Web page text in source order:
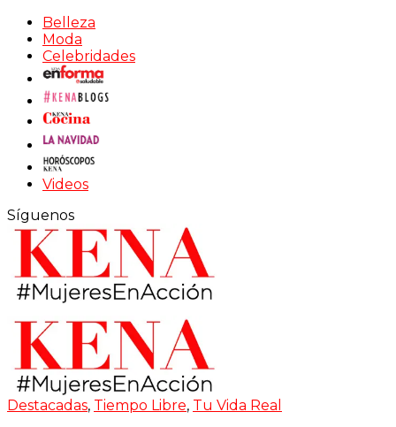
Belleza
Moda
Celebridades
Videos
Síguenos
Destacadas, Tiempo Libre, Tu Vida Real